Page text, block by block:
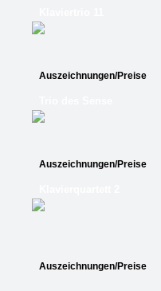
Auszeichnungen/Preise
Auszeichnungen/Preise
Auszeichnungen/Preise